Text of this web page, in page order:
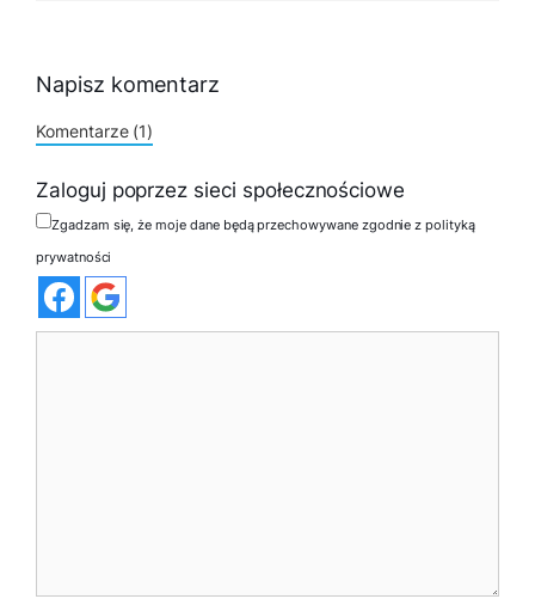
Napisz komentarz
Komentarze (1)
Zaloguj poprzez sieci społecznościowe
Zgadzam się, że moje dane będą przechowywane zgodnie z polityką
prywatności